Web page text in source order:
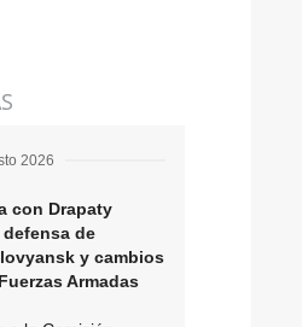
2026
con Drapaty
de
y cambios
Armadas